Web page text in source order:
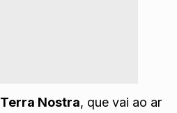
Terra Nostra, que vai ao ar